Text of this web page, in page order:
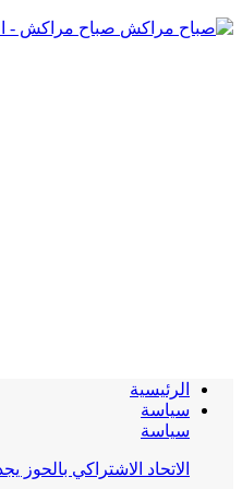
صباح مراكش -
الرئيسية
سياسة
سياسة
الاتحاد الاشتراكي بالحوز